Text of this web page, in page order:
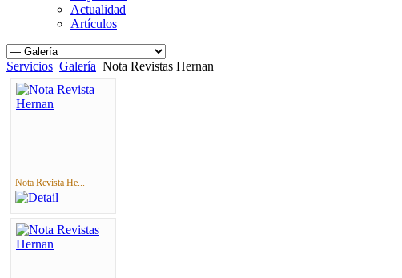
Actualidad
Artículos
Servicios Galería Nota Revistas Hernan
Nota Revista He...